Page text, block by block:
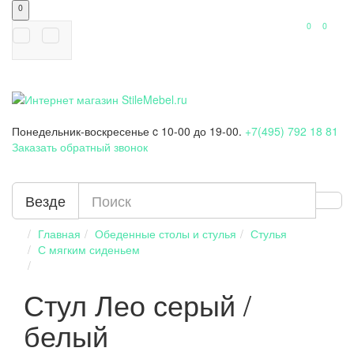
0
0
0
Понедельник-воскресенье c 10-00 до 19-00. +7(495) 792 18 81
Заказать обратный звонок
Везде
Главная Обеденные столы и стулья
Стулья
С мягким сиденьем
Стул Лео серый /
белый